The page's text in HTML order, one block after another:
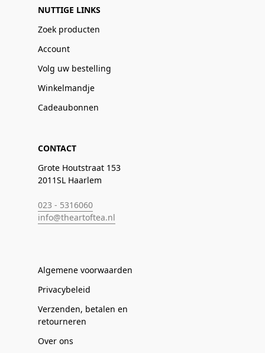
NUTTIGE LINKS
Zoek producten
Account
Volg uw bestelling
Winkelmandje
Cadeaubonnen
CONTACT
Grote Houtstraat 153
2011SL Haarlem
023 - 5316060
info@theartoftea.nl
Algemene voorwaarden
Privacybeleid
Verzenden, betalen en
retourneren
Over ons